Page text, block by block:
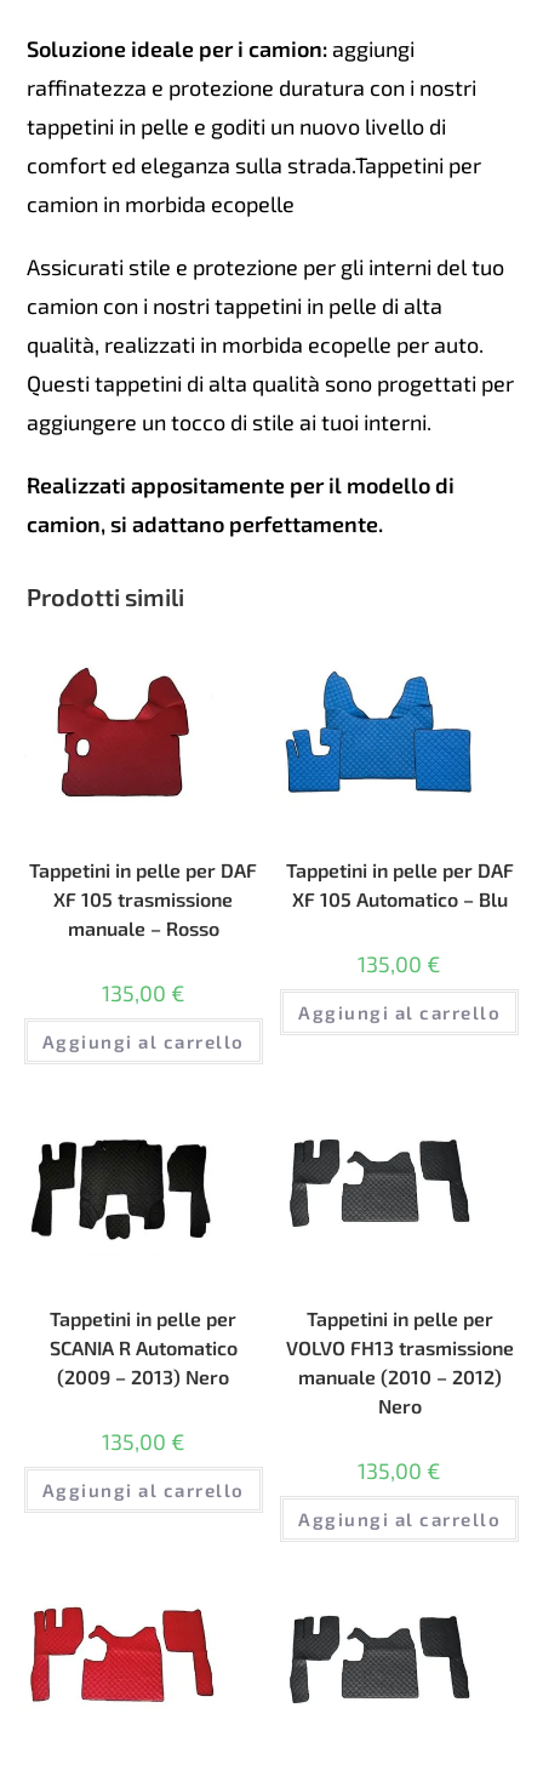
Soluzione ideale per i camion: aggiungi
raffinatezza e protezione duratura con i nostri
tappetini in pelle e goditi un nuovo livello di
comfort ed eleganza sulla strada.Tappetini per
camion in morbida ecopelle
Assicurati stile e protezione per gli interni del tuo
camion con i nostri tappetini in pelle di alta
qualità, realizzati in morbida ecopelle per auto.
Questi tappetini di alta qualità sono progettati per
aggiungere un tocco di stile ai tuoi interni.
Realizzati appositamente per il modello di
camion, si adattano perfettamente.
Prodotti simili
Tappetini in pelle per DAF
XF 105 trasmissione
manuale – Rosso
135,00 €
Aggiungi al carrello
Tappetini in pelle per DAF
XF 105 Automatico – Blu
135,00 €
Aggiungi al carrello
Tappetini in pelle per
SCANIA R Automatico
(2009 – 2013) Nero
135,00 €
Aggiungi al carrello
Tappetini in pelle per
VOLVO FH13 trasmissione
manuale (2010 – 2012)
Nero
135,00 €
Aggiungi al carrello